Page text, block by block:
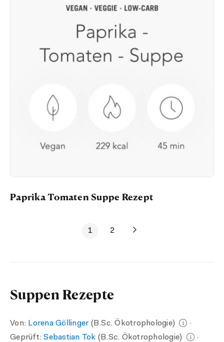
Paprika Tomaten Suppe Rezept
1 2
Suppen Rezepte
Von: Lorena Göllinger(B.Sc. Ökotrophologie)
·
Geprüft:Sebastian Tok (B.Sc. Ökotrophologie)
·